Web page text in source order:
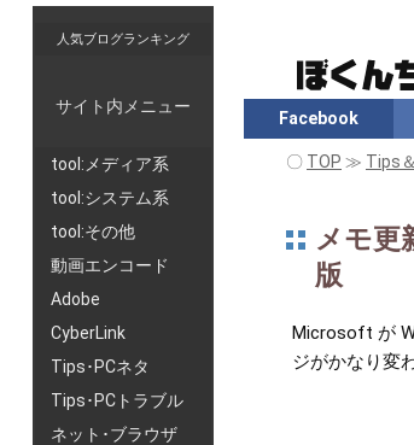
人気ブログランキング
サイト内メニュー
tool:メディア系
tool:システム系
tool:その他
動画エンコード
Adobe
CyberLink
Tips･PCネタ
Tips･PCトラブル
ネット･ブラウザ
Facebook
〇 TOP ≫ Tips
メモ更
版
Microsoft が
ジがかなり変